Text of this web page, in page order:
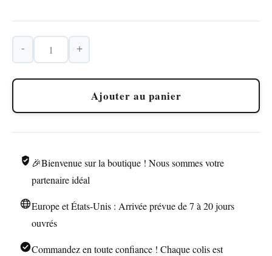
Briquet
3
Jets
Tailles
- +
Ajouter au panier
🎉Bienvenue sur la boutique ! Nous sommes votre
partenaire idéal
Europe et États-Unis : Arrivée prévue de 7 à 20 jours
ouvrés
Commandez en toute confiance ! Chaque colis est